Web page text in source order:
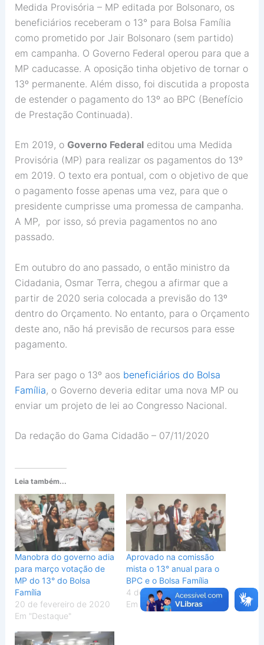
Medida Provisória – MP editada por Bolsonaro, os
beneficiários receberam o 13° para Bolsa Família
como prometido por Jair Bolsonaro (sem partido)
em campanha. O Governo Federal operou para que a
MP caducasse. A oposição tinha objetivo de tornar o
13º permanente. Além disso, foi discutida a proposta
de estender o pagamento do 13º ao BPC (Benefício
de Prestação Continuada).
Em 2019, o Governo Federaleditou uma Medida
Provisória (MP) para realizar os pagamentos do 13º
em 2019. O texto era pontual, com o objetivo de que
o pagamento fosse apenas uma vez, para que o
presidente cumprisse uma promessa de campanha.
A MP, por isso, só previa pagamentos no ano
passado.
Em outubro do ano passado, o então ministro da
Cidadania, Osmar Terra, chegou a afirmar que a
partir de 2020 seria colocada a previsão do 13º
dentro do Orçamento. No entanto, para o Orçamento
deste ano, não há previsão de recursos para esse
pagamento.
Para ser pago o 13º aos beneficiários do Bolsa
Família, o Governo deveria editar uma nova MP ou
enviar um projeto de lei ao Congresso Nacional.
Da redação do Gama Cidadão – 07/11/2020
Leia também...
Manobra do governo adia
para março votação de
MP do 13° do Bolsa
Família
20 de fevereiro de 2020
Em "Destaque"
Aprovado na comissão
mista o 13° anual para o
BPC e o Bolsa Família
4 de março de 2020
Em "Destaque"